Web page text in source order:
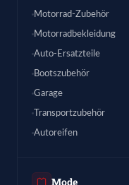
Motorrad-Zubehör
Motorradbekleidung
Auto-Ersatzteile
Bootszubehör
Garage
Transportzubehör
Autoreifen
Mode